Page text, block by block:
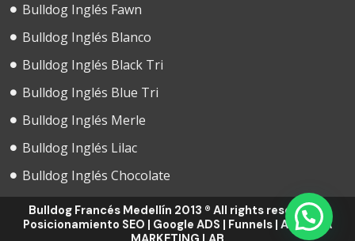
Bulldog Inglés Fawn
Bulldog Inglés Blanco
Bulldog Inglés Black Tri
Bulldog Inglés Blue Tri
Bulldog Inglés Merle
Bulldog Inglés Lilac
Bulldog Inglés Chocolate
Bulldog Francés Medellín 2013 ® All rights reserved -
Posicionamiento SEO | Google ADS | Funnels | AGENCIA